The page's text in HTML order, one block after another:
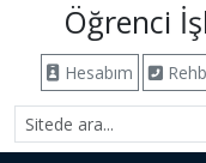
Öğrenci
Hesabım